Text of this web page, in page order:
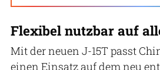
Flexibel nutzbar auf
Mit der neuen J-15T passt
einen Einsatz auf dem neu